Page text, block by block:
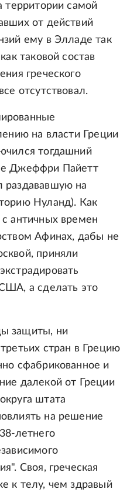
территории самой
от действий
ему в Элладе так
таковой состав
греческого
отсутствовал.
на власти Греции
тогдашний
Джеффри Пайетт
раздававшую на
Нуланд). Как
античных времен
Афинах, дабы не
приняли
а сделать это
защиты, ни
стран в Грецию
сфабрикованное и
далекой от Греции
штата
на решение
летнего
Своя, греческая
к телу, чем здравый